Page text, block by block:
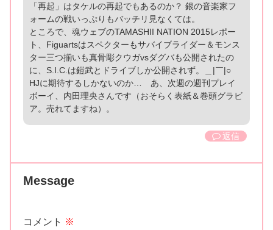
「再起」はタケルの再起でもあるのか？ 銀の音楽家フ
ォームの戦いっぷりもバッチリ見なくては。
ところで、魂ウェブのTAMASHII NATION 2015レポー
ト、Figuartsはスペクターもサバイブライダー＆モンス
ター三つ揃いも真骨彫クウガvsダグバも公開されたの
に、S.I.C.は鎧武とドライブしか公開されず。＿|￣|○
HJに期待するしかないのか… あ、次週の週刊プレイ
ボーイ、内田理央さんです（おそらく表紙＆巻頭グラビ
ア。売れてますね）。
返信
Message
コメント ※